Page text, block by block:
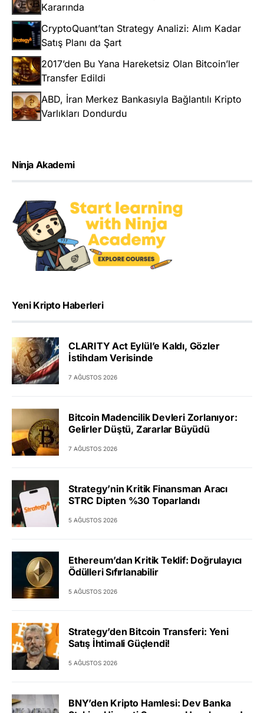
Kararında
CryptoQuant’tan Strategy Analizi: Alım Kadar
Satış Planı da Şart
2017’den Bu Yana Hareketsiz Olan Bitcoin’ler
Transfer Edildi
ABD, İran Merkez Bankasıyla Bağlantılı Kripto
Varlıkları Dondurdu
Ninja Akademi
Yeni Kripto Haberleri
CLARITY Act Eylül’e Kaldı, Gözler
İstihdam Verisinde
7 AĞUSTOS 2026
Bitcoin Madencilik Devleri Zorlanıyor:
Gelirler Düştü, Zararlar Büyüdü
7 AĞUSTOS 2026
Strategy’nin Kritik Finansman Aracı
STRC Dipten %30 Toparlandı
5 AĞUSTOS 2026
Ethereum’dan Kritik Teklif: Doğrulayıcı
Ödülleri Sıfırlanabilir
5 AĞUSTOS 2026
Strategy’den Bitcoin Transferi: Yeni
Satış İhtimali Güçlendi!
5 AĞUSTOS 2026
BNY’den Kripto Hamlesi: Dev Banka